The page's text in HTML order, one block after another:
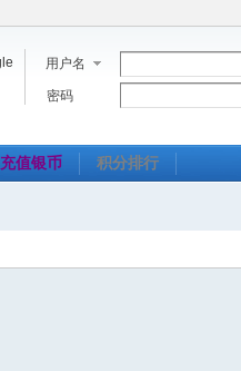
用户名
密码
充值银币 积分排行